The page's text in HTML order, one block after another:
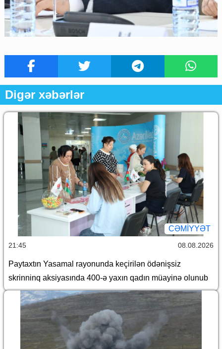
Digər xəbərlər
CƏMİYYƏT
21:45 08.08.2026
Paytaxtın Yasamal rayonunda keçirilən ödənişsiz
skrinninq aksiyasında 400-ə yaxın qadın müayinə olunub